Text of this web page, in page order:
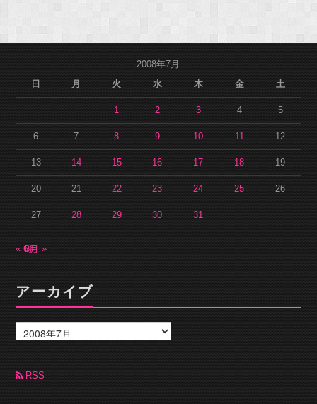
2008年7月
日
月 火 水 木 金 土
1 2 3 4 5
6 7 8 9 10 11 12
13 14 15 16 17 18 19
20 21 22 23 24 25 26
27 28 29 30 31
« 6月8月 »
アーカイブ
ー
カ
ブ RSS